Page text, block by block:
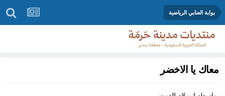
بوابة العنابي الرياضية
معاك يا الاخضر